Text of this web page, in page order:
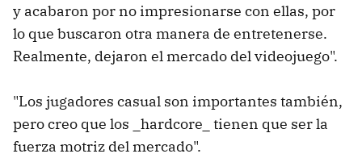
y acabaron por no impresionarse con ellas, por
lo que buscaron otra manera de entretenerse.
Realmente, dejaron el mercado del videojuego".
"Los jugadores casual son importantes también,
pero creo que los _hardcore_ tienen que ser la
fuerza motriz del mercado".